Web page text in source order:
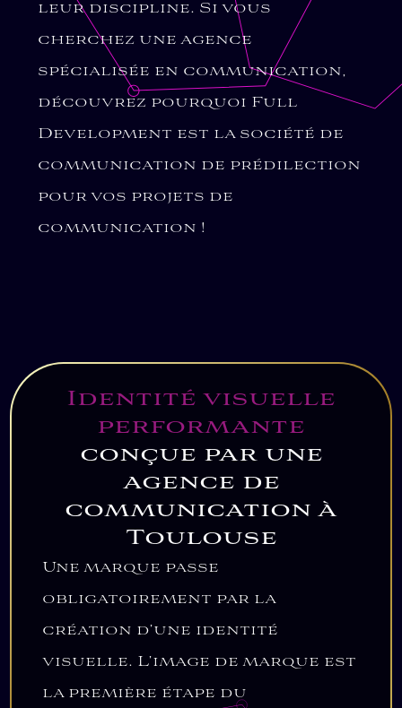
leur discipline. Si vous
cherchez une agence
spécialisée en communication,
découvrez pourquoi Full
Development est la société de
communication de prédilection
pour vos projets de
communication !
Identité visuelle
performante
conçue par une
agence de
communication à
Toulouse
Une marque passe
obligatoirement par la
création d’une identité
visuelle. L’image de marque est
la première étape du